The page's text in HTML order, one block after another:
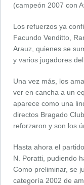
(campeón 2007 con
Los refuerzos ya
Facundo Venditto,
Arauz, quienes se
y varios jugadores
Una vez más, los
ver en cancha a un
aparece como una
directos Bragado
reforzaron y son los
Hasta ahora el
N. Poratti, pudiendo
Como preliminar, se
categoría 2002 de